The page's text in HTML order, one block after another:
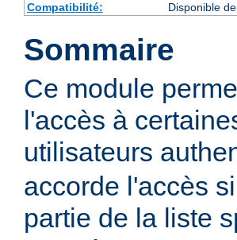
Compatibilité:
Disponible
Sommaire
Ce module
l'accès à
utilisateurs
accorde l'accès
partie de la liste